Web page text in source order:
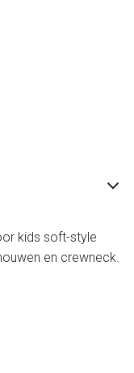
kids soft-style
en crewneck.